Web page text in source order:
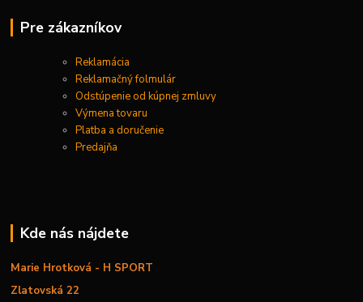
Pre zákazníkov
Reklamácia
Reklamačný folmulár
Odstúpenie od kúpnej zmluvy
Výmena tovaru
Platba a doručenie
Predajňa
Kde nás nájdete
Marie Hrotková - H SPORT
Zlatovská 22